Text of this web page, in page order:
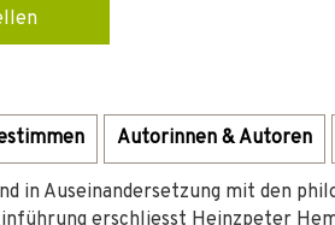
Autorinnen & Autoren
in Auseinandersetzung mit den
erschliesst Heinzpeter